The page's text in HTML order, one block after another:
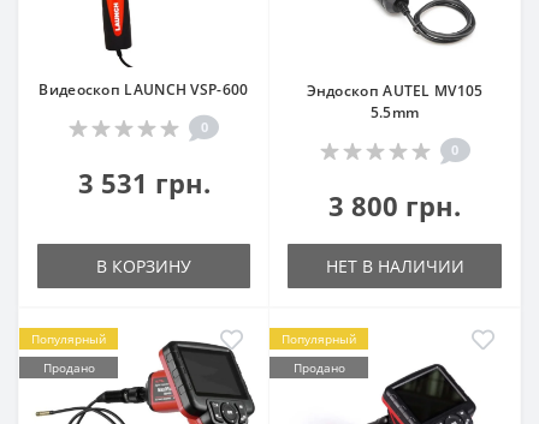
Видеоскоп LAUNCH VSP-600
0
3 531 грн.
В КОРЗИНУ
Эндоскоп AUTEL MV105
5.5mm
0
3 800 грн.
НЕТ В НАЛИЧИИ
Популярный
Продано
Популярный
Продано